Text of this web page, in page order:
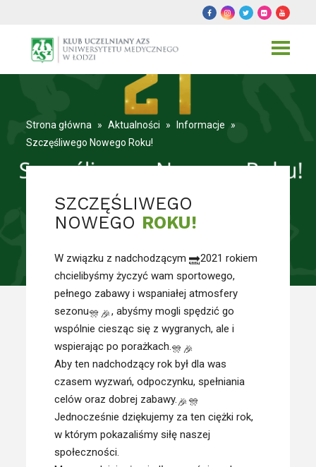
Toggle
Strona główna » Aktualności » Informacje »
Szczęśliwego Nowego Roku!
SZCZĘŚLIWEGO
NOWEGO ROKU!
W związku z nadchodzącym
2021 rokiem
chcielibyśmy życzyć wam sportowego,
pełnego zabawy i wspaniałej atmosfery
sezonu
, abyśmy mogli spędzić go
wspólnie ciesząc się z wygranych, ale i
wspierając po porażkach.
Aby ten nadchodzący rok był dla was
czasem wyzwań, odpoczynku, spełniania
celów oraz dobrej zabawy.
Jednocześnie dziękujemy za ten ciężki rok,
w którym pokazaliśmy siłę naszej
społeczności.